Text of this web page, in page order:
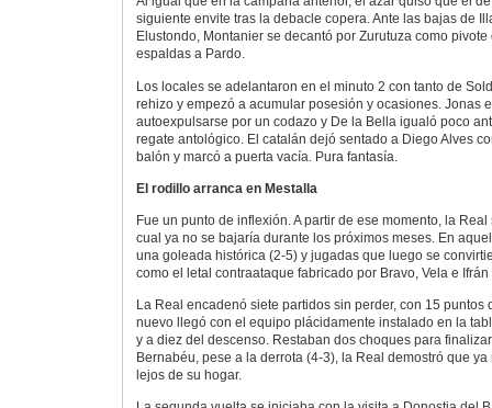
siguiente envite tras la debacle copera. Ante las bajas de
Elustondo, Montanier se decantó por Zurutuza como
espaldas a Pardo.
Los locales se adelantaron en el minuto 2 con tanto de
rehizo y empezó a acumular posesión y ocasiones. Jonas
autoexpulsarse por un codazo y De la Bella igualó poco
regate antológico. El catalán dejó sentado a Diego Alves
balón y marcó a puerta vacía. Pura fantasía.
El rodillo arranca en Mestalla
Fue un punto de inflexión. A partir de ese momento, la
cual ya no se bajaría durante los próximos meses. En
una goleada histórica (2-5) y jugadas que luego se
como el letal contraataque fabricado por Bravo, Vela e
La Real encadenó siete partidos sin perder, con 15 puntos
nuevo llegó con el equipo plácidamente instalado en la
y a diez del descenso. Restaban dos choques para
Bernabéu, pese a la derrota (4-3), la Real demostró que
lejos de su hogar.